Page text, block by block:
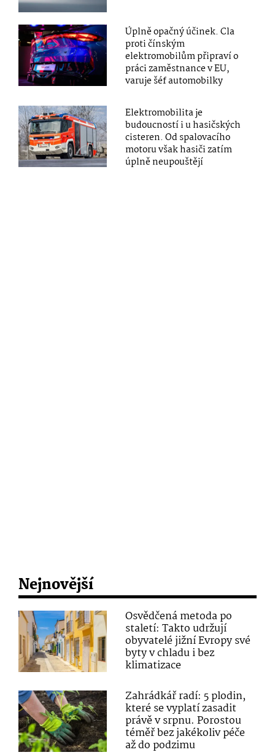
Úplně opačný účinek. Cla
proti čínským
elektromobilům připraví o
práci zaměstnance v EU,
varuje šéf automobilky
Elektromobilita je
budoucností i u hasičských
cisteren. Od spalovacího
motoru však hasiči zatím
úplně neupouštějí
Nejnovější
Osvědčená metoda po
staletí: Takto udržují
obyvatelé jižní Evropy své
byty v chladu i bez
klimatizace
Zahrádkář radí: 5 plodin,
které se vyplatí zasadit
právě v srpnu. Porostou
téměř bez jakékoliv péče
až do podzimu